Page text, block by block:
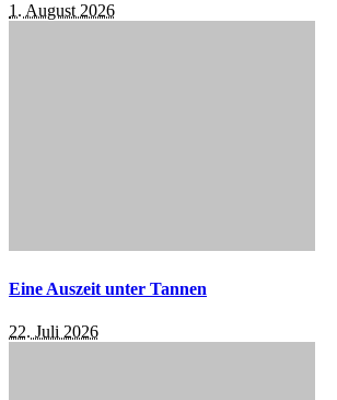
1. August 2026
Eine Auszeit unter Tannen
22. Juli 2026